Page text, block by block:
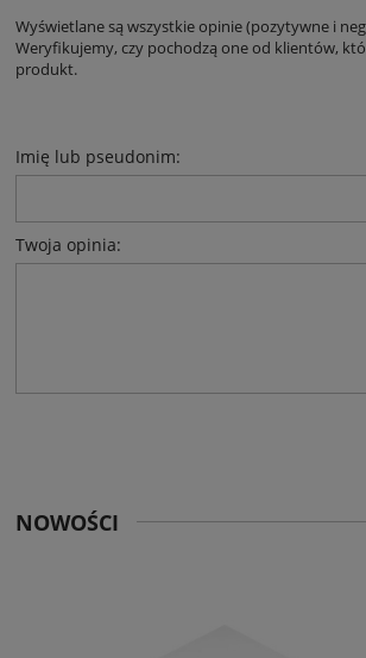
Wyświetlane są wszystkie opinie (pozytywne i
Weryfikujemy, czy pochodzą one od klientów,
produkt.
Imię lub pseudonim:
Twoja opinia:
NOWOŚCI